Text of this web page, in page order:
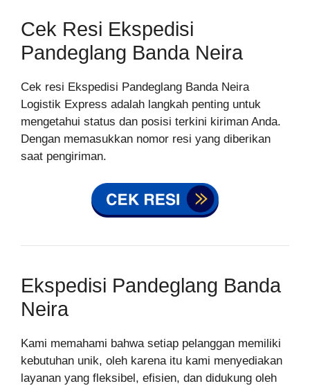
Cek Resi Ekspedisi
Pandeglang Banda Neira
Cek resi Ekspedisi Pandeglang Banda Neira
Logistik Express adalah langkah penting untuk
mengetahui status dan posisi terkini kiriman Anda.
Dengan memasukkan nomor resi yang diberikan
saat pengiriman.
Ekspedisi Pandeglang Banda
Neira
Kami memahami bahwa setiap pelanggan memiliki
kebutuhan unik, oleh karena itu kami menyediakan
layanan yang fleksibel, efisien, dan didukung oleh